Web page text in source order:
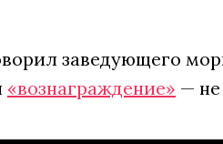
заведующего
«вознаграждение» —